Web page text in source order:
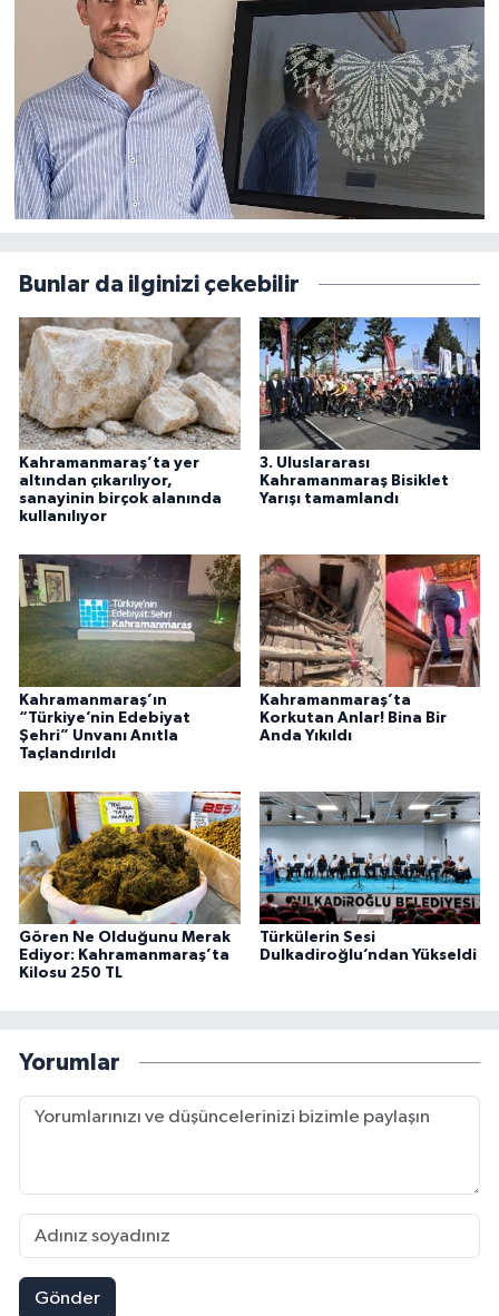
Kaynak:İHA
Bunlar da ilginizi çekebilir
Kahramanmaraş’ta yer
altından çıkarılıyor,
sanayinin birçok alanında
kullanılıyor
3. Uluslararası
Kahramanmaraş Bisiklet
Yarışı tamamlandı
Kahramanmaraş’ın
“Türkiye’nin Edebiyat
Şehri” Unvanı Anıtla
Taçlandırıldı
Kahramanmaraş’ta
Korkutan Anlar! Bina Bir
Anda Yıkıldı
Gören Ne Olduğunu Merak
Ediyor: Kahramanmaraş’ta
Kilosu 250 TL
Türkülerin Sesi
Dulkadiroğlu’ndan Yükseldi
Yorumlar
Gönder